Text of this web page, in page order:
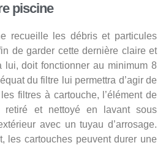
piscine
recueille les débris et particules
de garder cette dernière claire et
lui, doit fonctionner au minimum 8
du filtre lui permettra d’agir de
filtres à cartouche, l’élément de
retiré et nettoyé en lavant sous
avec un tuyau d’arrosage.
les cartouches peuvent durer une